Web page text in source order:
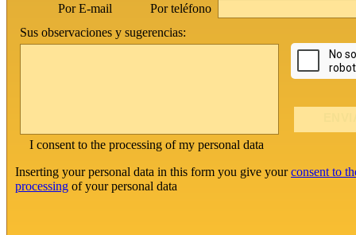
Por E-mail
Por teléfono
Sus observaciones y sugerencias:
I consent to the processing of my personal data
Inserting your personal data in this form you give yourconsent to
processing of your personal data